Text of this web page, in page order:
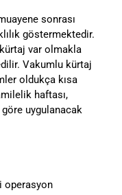
sonrası
göstermektedir.
var olmakla
Vakumlu kürtaj
oldukça kısa
haftası,
uygulanacak
operasyon